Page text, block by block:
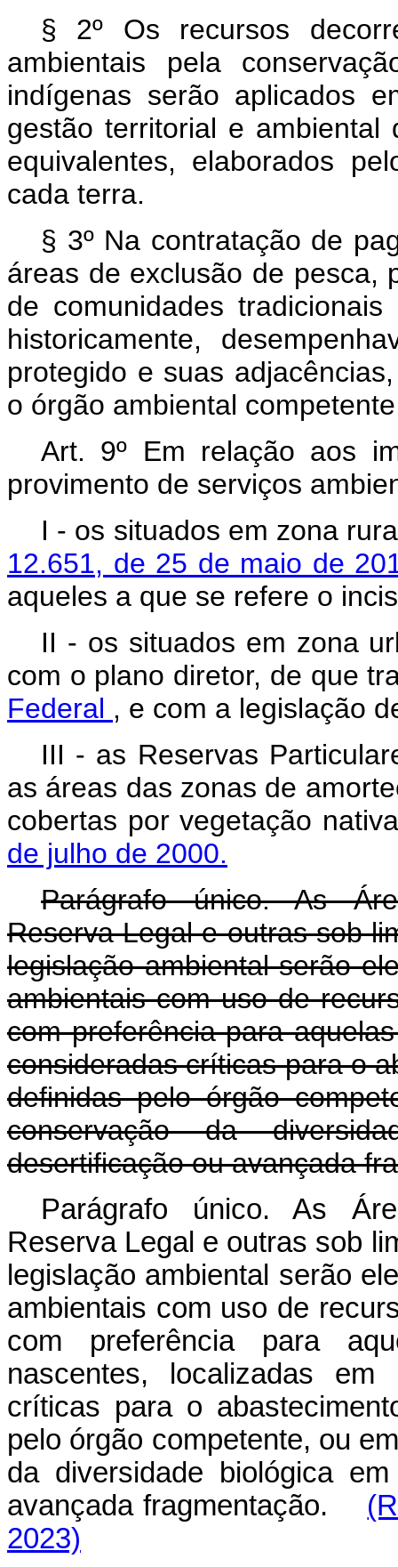
§ 2º Os recursos
ambientais pela
indígenas serão aplicados
gestão territorial e ambiental
equivalentes, elaborados
cada terra.
§ 3º Na contratação de
áreas de exclusão de pesca,
de comunidades
historicamente,
protegido e suas
o órgão ambiental
Art. 9º Em relação aos
provimento de serviços
I - os situados em zona
12.651, de 25 de maio de
aqueles a que se refere o
II - os situados em zona
com o plano diretor, de que
Federal , e com a legislação
III - as Reservas
as áreas das zonas de
cobertas por vegetação
de julho de 2000.
Parágrafo único. As
Reserva Legal e outras sob
legislação ambiental serão
ambientais com uso de
com preferência para
consideradas críticas para o
definidas pelo órgão
conservação da
desertificação ou avançada
Parágrafo único. As
Reserva Legal e outras sob
legislação ambiental serão
ambientais com uso de
com preferência para
nascentes, localizadas em
críticas para o
pelo órgão competente, ou
da diversidade biológica
avançada fragmentação.
2023)